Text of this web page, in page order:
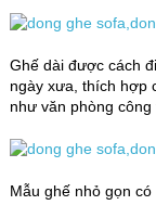
Ghế dài được cách
ngày xưa, thích hợp
như văn phòng
Mẫu ghế nhỏ gọn có